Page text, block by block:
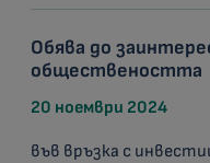
Обява до
обществеността
20 ноември 2024
във връзка с